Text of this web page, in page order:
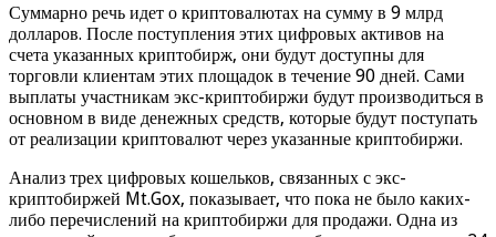
Суммарно речь идет о криптовалютах на сумму в 9 млрд
долларов. После поступления этих цифровых активов на
счета указанных криптобирж, они будут доступны для
торговли клиентам этих площадок в течение 90 дней. Сами
выплаты участникам экс-криптобиржи будут производиться в
основном в виде денежных средств, которые будут поступать
от реализации криптовалют через указанные криптобиржи.
Анализ трех цифровых кошельков, связанных с экс-
криптобиржей Mt.Gox, показывает, что пока не было каких-
либо перечислений на криптобиржи для продажи. Одна из